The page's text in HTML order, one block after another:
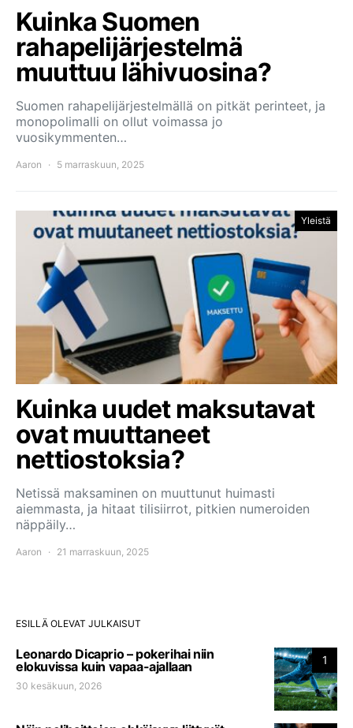
Kuinka Suomen
rahapelijärjestelmä
muuttuu lähivuosina?
Suomen rahapelijärjestelmällä on pitkät perinteet, ja
monopolimalli on ollut voimassa jo
vuosikymmenten…
Aaron 5 marraskuun, 2025
Yleistä
Kuinka uudet maksutavat
ovat muuttaneet
nettiostoksia?
Netissä maksaminen on muuttunut huimasti
aiemmasta, ja hitaat tilisiirrot, pitkien numeroiden
näppäily…
Aaron 21 marraskuun, 2025
ESILLÄ OLEVAT JULKAISUT
1
Leonardo Dicaprio – pokerihai niin
elokuvissa kuin vapaa-ajallaan
30 kesäkuun, 2026